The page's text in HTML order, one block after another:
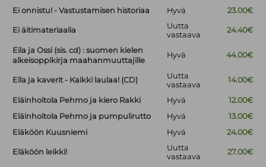
Ei onnistu! - Vastustamisen historiaa
Hyvä 23.00€
Ei äitimateriaalia
Uutta
vastaava
24.40€
Eila ja Ossi (sis. cd) : suomen kielen
alkeisoppikirja maahanmuuttajille
Hyvä 44.00€
Ella ja kaverit - Kaikki laulaa! (CD)
Uutta
vastaava
14.00€
Eläinhoitola Pehmo ja kiero Rakki Hyvä
12.00€
Eläinhoitola Pehmo ja pumpulirutto
Hyvä
13.00€
Eläköön Kuusniemi
Hyvä 24.00€
Eläköön leikki!
Uutta
vastaava
27.00€